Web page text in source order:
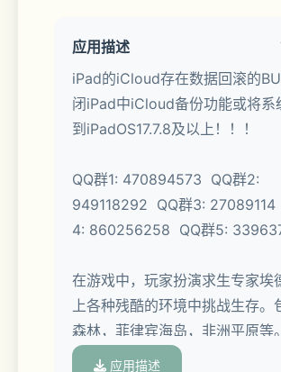
应用描述
iPad的iCloud存在数据回滚的
闭iPad中iCloud备份功能或将系
到iPadOS17.7.8及以上！！！
QQ群1: 470894573  QQ群2:
949118292  QQ群3: 27089114
4: 860256258  QQ群5:
在游戏中，玩家扮演求生专家埃
上各种残酷的环境中挑战生存。
森林，菲律宾海岛，非洲平原等
有携带任何工具，没有衣服，没
应用描述